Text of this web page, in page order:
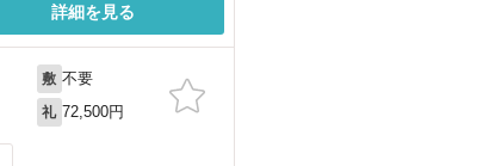
詳細を見る
敷 不要
礼 72,500円